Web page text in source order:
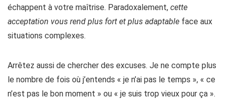
échappent à votre maîtrise. Paradoxalement, cette
acceptation vous rend plus fort et plus adaptable face aux
situations complexes.
Arrêtez aussi de chercher des excuses. Je ne compte plus
le nombre de fois où j’entends « je n’ai pas le temps », « ce
n’est pas le bon moment » ou « je suis trop vieux pour ça ».